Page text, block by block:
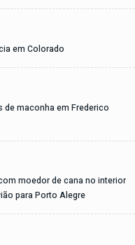
em Colorado
de maconha em Frederico
moedor de cana no interior
para Porto Alegre